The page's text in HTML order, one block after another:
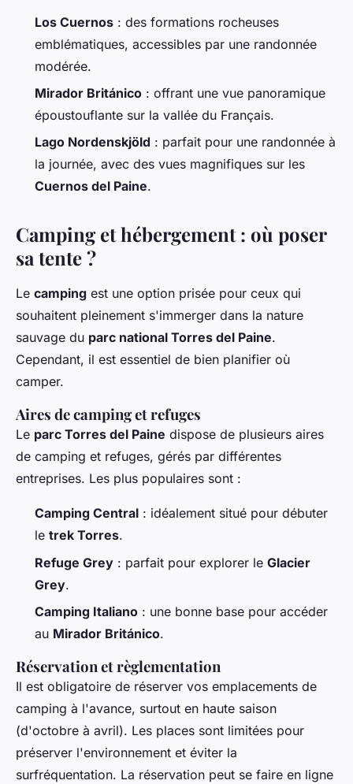
Los Cuernos : des formations rocheuses
emblématiques, accessibles par une randonnée
modérée.
Mirador Británico : offrant une vue panoramique
époustouflante sur la vallée du Français.
Lago Nordenskjöld : parfait pour une randonnée à
la journée, avec des vues magnifiques sur les
Cuernos del Paine.
Camping et hébergement : où poser
sa tente ?
Le camping est une option prisée pour ceux qui
souhaitent pleinement s'immerger dans la nature
sauvage du parc national Torres del Paine.
Cependant, il est essentiel de bien planifier où
camper.
Aires de camping et refuges
Le parc Torres del Paine dispose de plusieurs aires
de camping et refuges, gérés par différentes
entreprises. Les plus populaires sont :
Camping Central : idéalement situé pour débuter
le trek Torres.
Refuge Grey : parfait pour explorer le Glacier
Grey.
Camping Italiano : une bonne base pour accéder
au Mirador Británico.
Réservation et règlementation
Il est obligatoire de réserver vos emplacements de
camping à l'avance, surtout en haute saison
(d'octobre à avril). Les places sont limitées pour
préserver l'environnement et éviter la
surfréquentation. La réservation peut se faire en ligne